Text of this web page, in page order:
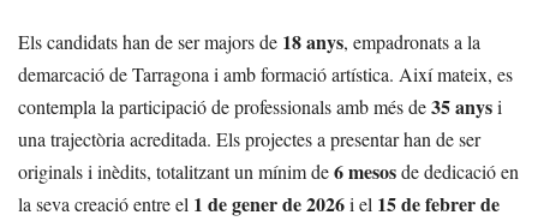
Els candidats han de ser majors de 18 anys, empadronats a la
demarcació de Tarragona i amb formació artística. Així mateix, es
contempla la participació de professionals amb més de35 anysi
una trajectòria acreditada. Els projectes a presentar han de ser
originals i inèdits, totalitzant un mínim de6 mesosde dedicació en
la seva creació entre el 1 de gener de 2026i el 15 de febrer de